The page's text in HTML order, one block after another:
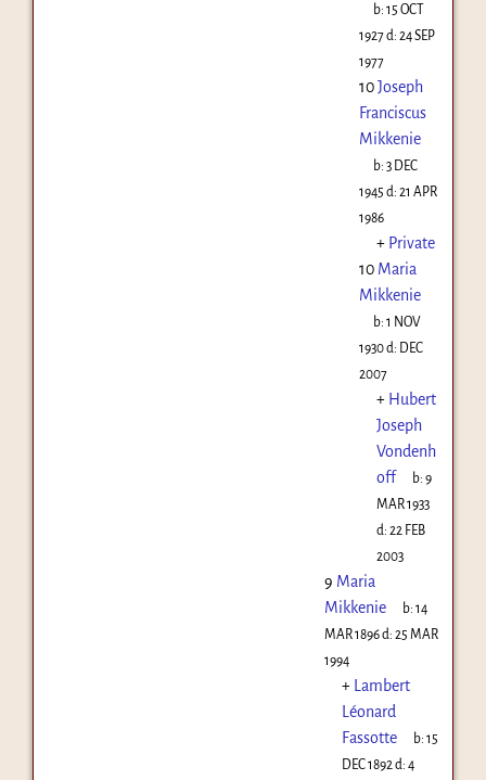
b:15 OCT
1927d: 24 SEP
1977
10Joseph
Franciscus
Mikkenie
b:3 DEC
1945 d: 21 APR
1986
+ Private
10 Maria
Mikkenie
b:1 NOV
1930d: DEC
2007
+ Hubert
Joseph
Vondenh
off
b:9
MAR 1933
d: 22 FEB
2003
9 Maria
Mikkenie
b:14
MAR 1896d: 25 MAR
1994
+ Lambert
Léonard
Fassotte
b:15
DEC 1892 d: 4